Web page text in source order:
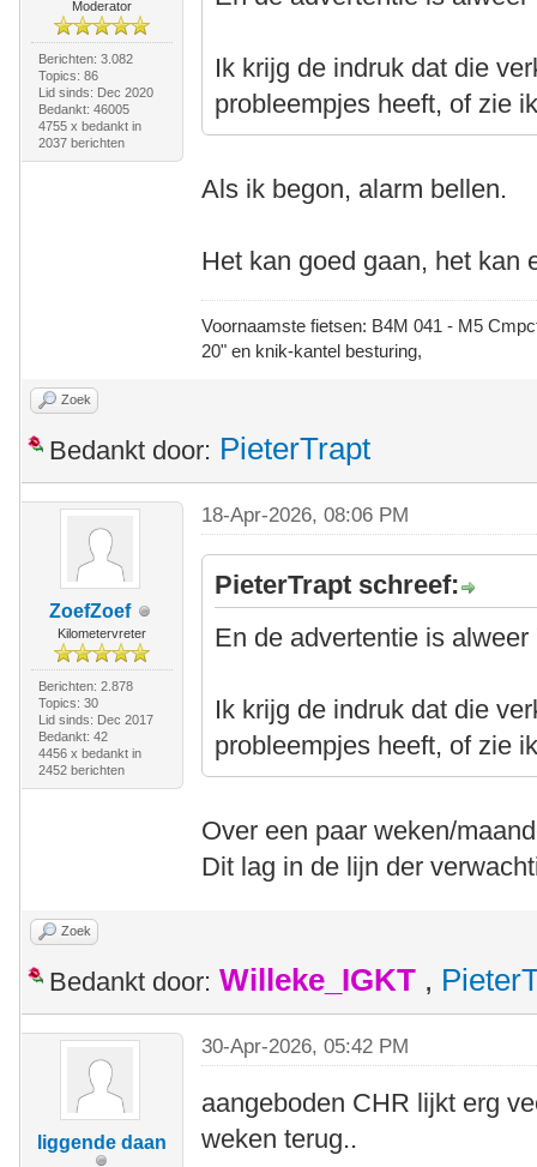
Moderator
Berichten: 3.082
Topics: 86
Lid sinds: Dec 2020
Bedankt: 46005
4755 x bedankt in
2037 berichten
Ik krijg de indruk dat die
probleempjes heeft, of zie
Als ik begon, alarm bellen.
Het kan goed gaan, het kan
Voornaamste fietsen: B4M 041 - M5
20" en knik-kantel besturing,
Zoek
Bedankt door: PieterTrapt
ZoefZoef
Kilometervreter
Berichten: 2.878
Topics: 30
Lid sinds: Dec 2017
Bedankt: 42
4456 x bedankt in
2452 berichten
18-Apr-2026, 08:06 PM
PieterTrapt schreef:
En de advertentie is
Ik krijg de indruk dat die
probleempjes heeft, of zie
Over een paar weken/
Dit lag in de lijn der
Zoek
Bedankt door: Willeke_IGKT ,
liggende daan
30-Apr-2026, 05:42 PM
aangeboden CHR lijkt erg
weken terug..